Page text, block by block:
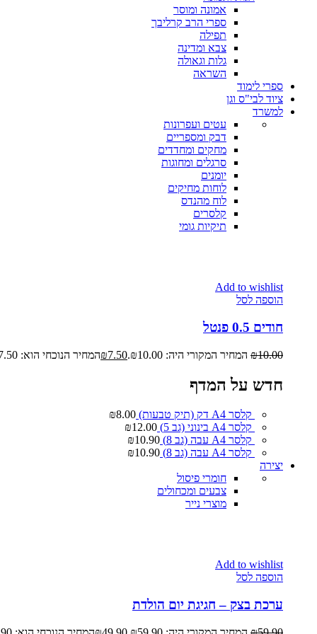
אמונה ומוסר
ספרי הרב קרליבך
תפילה
צבא ומדינה
גלות וגאולה
השראה
ספרי לימוד
ציוד לבי"ס וגן
למשרד
עטים ועפרונות
דבק ומספריים
מחקים ומחדדים
סרגלים ומחוגות
יומנים
לוחות מחיקים
לוח מהנדס
קלסרים
תיקיות גומי
Add to wishlist
הוספה לסל
חודים 0.5 פנטל
₪10.00 המחיר המקורי היה: ₪10.00. ₪7.50 המחיר הנוכחי הוא: ₪7.50.
חדש על המדף
קלסר A4 דק (תיק טבעות) ₪8.00
קלסר A4 בינוני (גב 5)
₪12.00
קלסר A4 עבה (גב 8)
₪10.90
קלסר A4 עבה (גב 8)
₪10.90
יצירה
חומרי פיסול
צבעים ומכחולים
מוצרי נייר
Add to wishlist
הוספה לסל
ערכת בצק – חגיגת יום הולדת